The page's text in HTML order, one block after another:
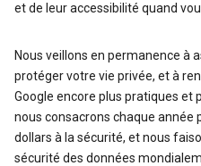
et de leur accessibilité quand
Nous veillons en permanence à
protéger votre vie privée, et à
Google encore plus pratiques et
nous consacrons chaque année
dollars à la sécurité, et nous
sécurité des données